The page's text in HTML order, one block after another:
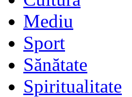
Mediu
Sport
Sănătate
Spiritualitate